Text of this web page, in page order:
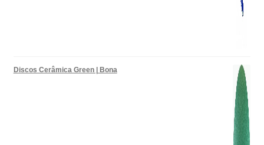
Discos Cerâmica Green | Bona